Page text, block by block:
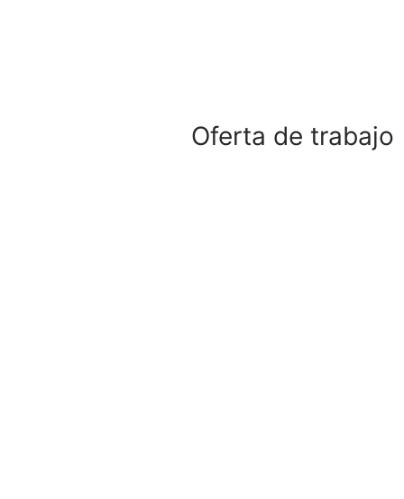
Oferta de trabajo